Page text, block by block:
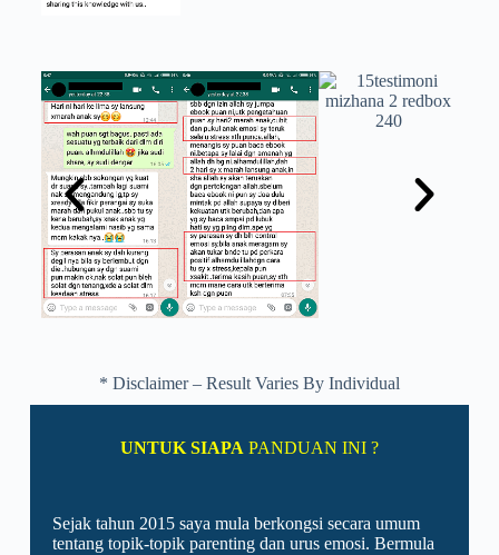
* Disclaimer – Result Varies By Individual
UNTUK SIAPA PANDUAN INI ?
Sejak tahun 2015 saya mula berkongsi secara umum
tentang topik-topik parenting dan urus emosi. Bermula